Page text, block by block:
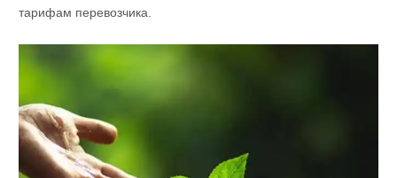
тарифам перевозчика.